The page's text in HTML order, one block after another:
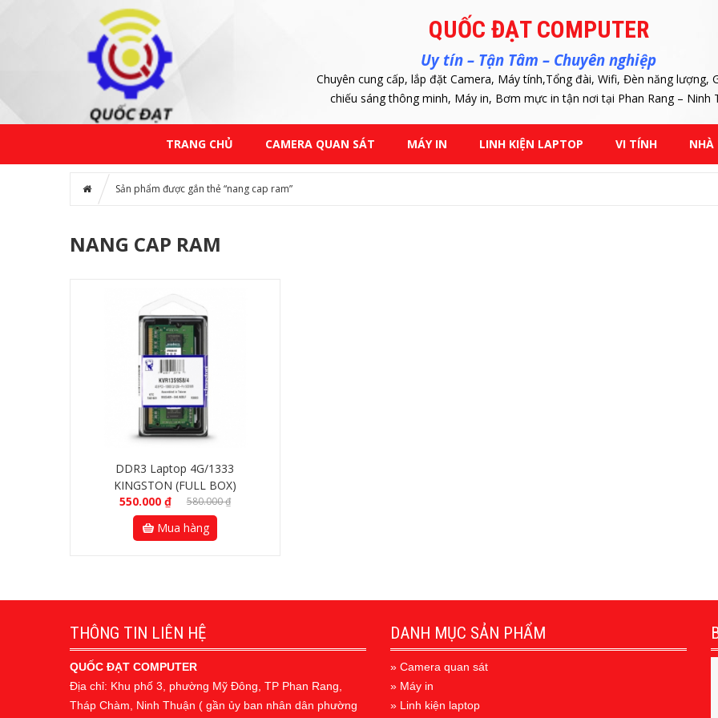
QUỐC ĐẠT COMPUTER
Uy tín – Tận Tâm – Chuyên nghiệp
Chuyên cung cấp, lắp đặt Camera, Máy tính,Tổng đài, Wifi, Đèn năng lượng,
chiếu sáng thông minh, Máy in, Bơm mực in tận nơi tại Phan Rang – Ninh
TRANG CHỦ CAMERA QUAN SÁT MÁY IN LINH KIỆN LAPTOP VI TÍNH NHÀ
Sản phẩm được gắn thẻ “nang cap ram”
NANG CAP RAM
DDR3 Laptop 4G/1333
KINGSTON (FULL BOX)
550.000 ₫ 580.000₫
Mua hàng
THÔNG TIN LIÊN HỆ
QUỐC ĐẠT COMPUTER
Địa chỉ: Khu phố 3, phường Mỹ Đông, TP Phan Rang,
Tháp Chàm, Ninh Thuận ( gần ủy ban nhân dân phường
DANH MỤC SẢN PHẨM
» Camera quan sát
» Máy in
» Linh kiện laptop